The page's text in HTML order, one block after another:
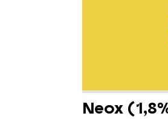
Neox